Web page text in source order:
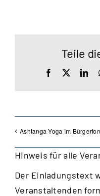
Teile
Facebook
Ashtanga Yoga im
Hinweis für alle
Der Einladungstext
Veranstaltenden